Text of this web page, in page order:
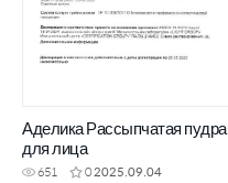
Аделика Рассыпчатая пудра
для лица
651 02025.09.04